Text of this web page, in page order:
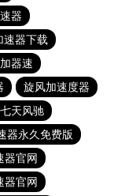
器
速器下载
器速
旋风加速度器
天风驰
器永久免费版
器官网
器官网